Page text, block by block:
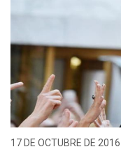
17 DE OCTUBRE DE